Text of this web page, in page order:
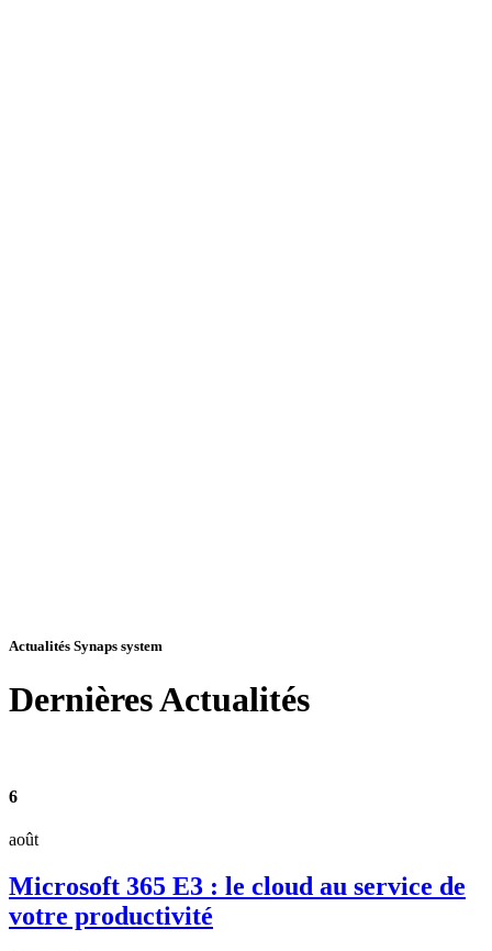
Actualités Synaps system
DernièresActualités
6
août
Microsoft 365 E3 : le cloud au service de
votre productivité